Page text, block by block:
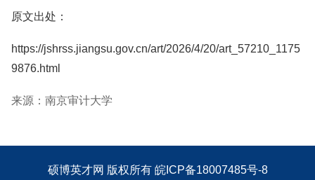
原文出处：
https://jshrss.jiangsu.gov.cn/art/2026/4/20/art_57210_1175
9876.html
来源：南京审计大学
硕博英才网 版权所有 皖ICP备18007485号-8